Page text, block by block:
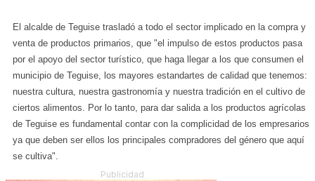
El alcalde de Teguise trasladó a todo el sector implicado en la compra y
venta de productos primarios, que "el impulso de estos productos pasa
por el apoyo del sector turístico, que haga llegar a los que consumen el
municipio de Teguise, los mayores estandartes de calidad que tenemos:
nuestra cultura, nuestra gastronomía y nuestra tradición en el cultivo de
ciertos alimentos. Por lo tanto, para dar salida a los productos agrícolas
de Teguise es fundamental contar con la complicidad de los empresarios,
ya que deben ser ellos los principales compradores del género que aquí
se cultiva".
Publicidad